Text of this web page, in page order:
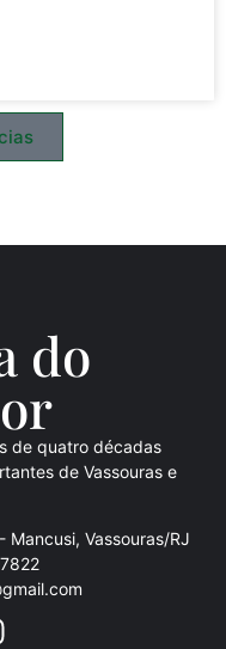
do
r
de quatro décadas
de Vassouras e
Mancusi, Vassouras/RJ